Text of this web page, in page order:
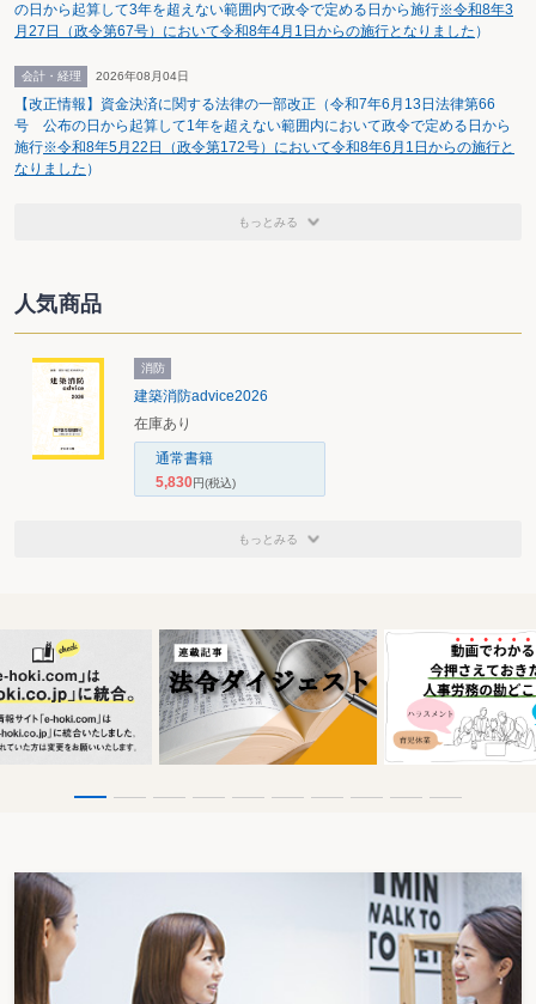
の日から起算して3年を超えない範囲内で政令で定める日から施行※令和8年3
月27日（政令第67号）において令和8年4月1日からの施行となりました ）
会計・経理 2026年08月04日
【改正情報】資金決済に関する法律の一部改正（令和7年6月13日法律第66
号 公布の日から起算して1年を超えない範囲内において政令で定める日から
施行※令和8年5月22日（政令第172号）において令和8年6月1日からの施行と
なりました ）
もっとみる
人気商品
消防
建築消防advice2026
在庫あり
通常書籍
5,830円(税込)
もっとみる